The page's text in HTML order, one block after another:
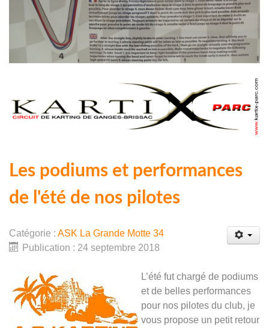
Les podiums et performances
de l'été de nos pilotes
Catégorie : ASK La Grande Motte 34
Publication : 24 septembre 2018
L’été fut chargé de podiums
et de belles performances
pour nos pilotes du club, je
vous propose un petit retour